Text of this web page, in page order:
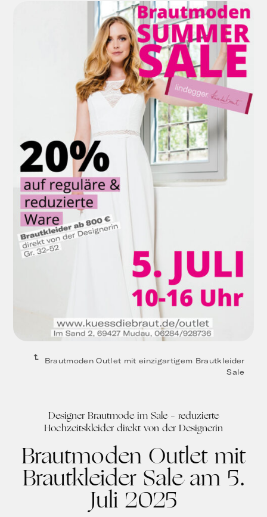
Brautmoden Outlet mit einzigartigem Brautkleider
Sale
Designer Brautmode im Sale – reduzierte
Hochzeitskleider direkt von der Designerin
Brautmoden Outlet mit
Brautkleider Sale am 5.
Juli 2025